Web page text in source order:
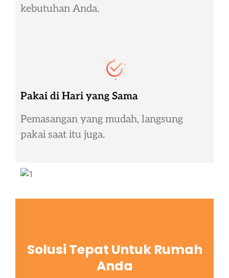
kebutuhan Anda.
Pakai di Hari yang Sama
Pemasangan yang mudah, langsung
pakai saat itu juga.
Solusi Tepat Untuk Rumah
Anda